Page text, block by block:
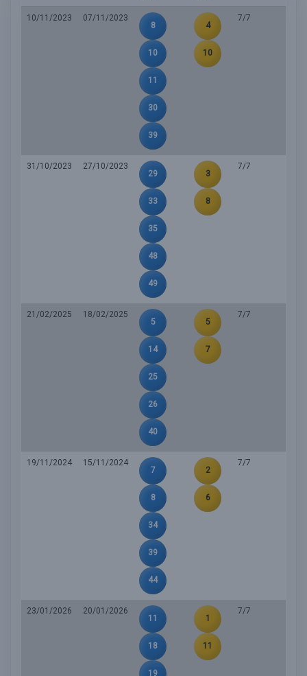
10/11/2023
07/11/2023
8
10
11
30
39
4
10
7/7
31/10/2023
27/10/2023
29
33
35
48
49
3
8
7/7
21/02/2025
18/02/2025
5
14
25
26
40
5
7
7/7
19/11/2024
15/11/2024
7
8
34
39
44
2
6
7/7
23/01/2026
20/01/2026
11
18
19
1
11
7/7